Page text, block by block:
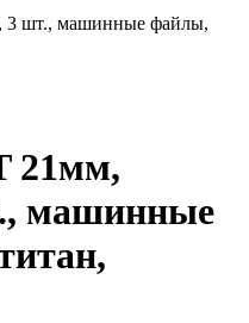
3 шт., машинные файлы,
21мм,
машинные